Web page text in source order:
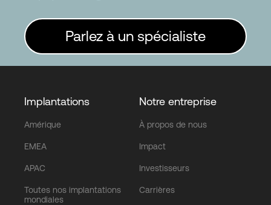
Parlez à un spécialiste
Implantations
Amérique
EMEA
APAC
Toutes nos implantations
mondiales
Notre entreprise
À propos de nous
Impact
Investisseurs
Carrières